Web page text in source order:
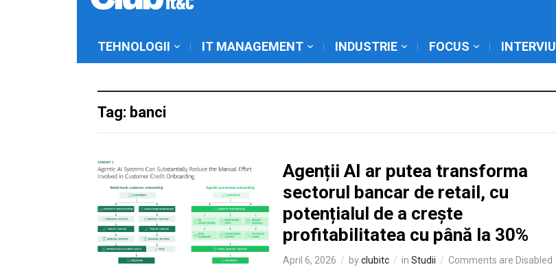
TEHNOLOGII IT MANAGEMENT INDUSTRIE FOCUS INTERVIU
Tag: banci
Agenții AI ar putea transforma
sectorul bancar de retail, cu
potențialul de a crește
profitabilitatea cu până la 30%
April 6, 2026 byclubitc in Studii Comments are Disabled